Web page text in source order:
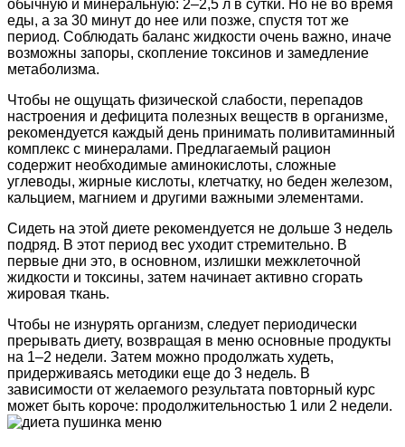
обычную и минеральную: 2–2,5 л в сутки. Но не во время
еды, а за 30 минут до нее или позже, спустя тот же
период. Соблюдать баланс жидкости очень важно, иначе
возможны запоры, скопление токсинов и замедление
метаболизма.
Чтобы не ощущать физической слабости, перепадов
настроения и дефицита полезных веществ в организме,
рекомендуется каждый день принимать поливитаминный
комплекс с минералами. Предлагаемый рацион
содержит необходимые аминокислоты, сложные
углеводы, жирные кислоты, клетчатку, но беден железом,
кальцием, магнием и другими важными элементами.
Сидеть на этой диете рекомендуется не дольше 3 недель
подряд. В этот период вес уходит стремительно. В
первые дни это, в основном, излишки межклеточной
жидкости и токсины, затем начинает активно сгорать
жировая ткань.
Чтобы не изнурять организм, следует периодически
прерывать диету, возвращая в меню основные продукты
на 1–2 недели. Затем можно продолжать худеть,
придерживаясь методики еще до 3 недель. В
зависимости от желаемого результата повторный курс
может быть короче: продолжительностью 1 или 2 недели.